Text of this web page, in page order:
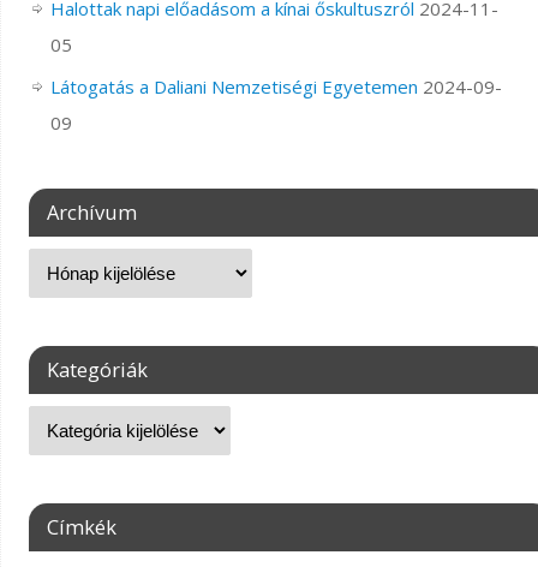
Halottak napi előadásom a kínai őskultuszról 2024-11-
05
Látogatás a Daliani Nemzetiségi Egyetemen 2024-09-
09
Archívum
Kategóriák
Címkék